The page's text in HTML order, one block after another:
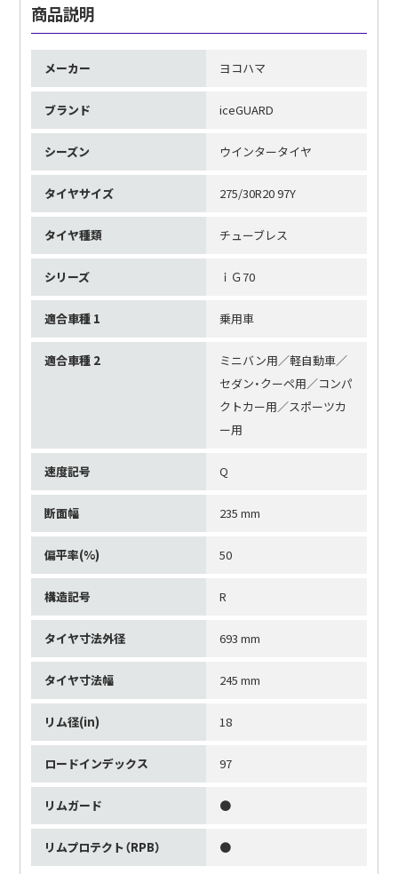
商品説明
メーカー ヨコハマ
ブランド iceGUARD
シーズン ウインタータイヤ
タイヤサイズ 275/30R20 97Y
タイヤ種類 チューブレス
シリーズ ｉＧ70
適合車種 1 乗用車
適合車種 2
ミニバン用／軽自動車／
セダン・クーペ用／コンパ
クトカー用／スポーツカ
ー用
速度記号 Q
断面幅 235 mm
偏平率(%) 50
構造記号 R
タイヤ寸法外径 693 mm
タイヤ寸法幅 245 mm
リム径(in) 18
ロードインデックス 97
リムガード ●
リムプロテクト（RPB） ●